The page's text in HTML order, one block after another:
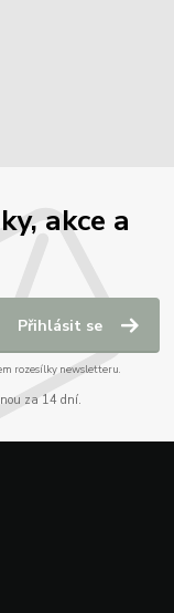
akce a
Přihlásit se
rozesílky newsletteru.
za 14 dní.